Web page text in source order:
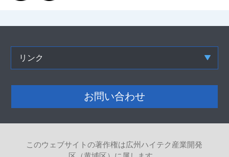
リンク
お問い合わせ
このウェブサイトの著作権は広州ハイテク産業開発